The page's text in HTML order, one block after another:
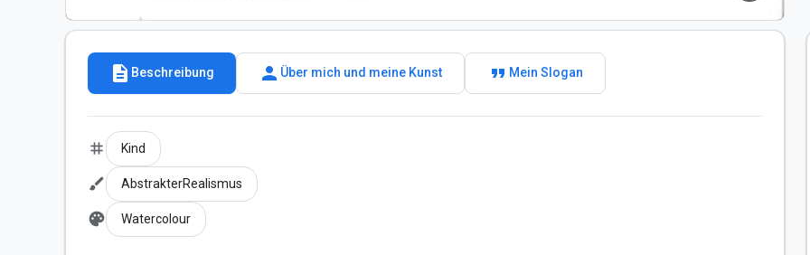
description Beschreibung person Über mich und meine Kunst format_quote Mein Slogan
tag Kind
brush AbstrakterRealismus
palette Watercolour